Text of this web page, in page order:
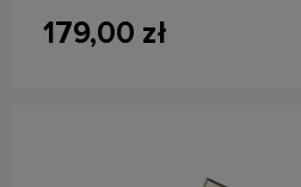
Standard VESA: 75x75, 100x100
179,00 zł